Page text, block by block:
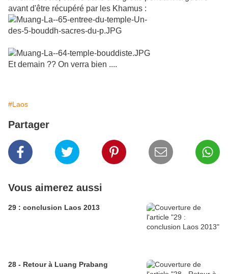
avant d'être récupéré par les Khamus :
Et demain ?? On verra bien ....
#Laos
Partager
Vous aimerez aussi
29 : conclusion Laos 2013
28 - Retour à Luang Prabang